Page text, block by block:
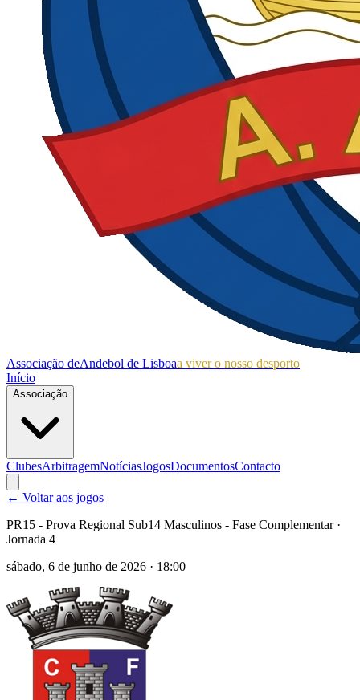
Associação deAndebol de Lisboaa viver o nosso desporto
Início
Associação
ClubesArbitragemNotíciasJogosDocumentosContacto
← Voltar aos jogos
PR15 - Prova Regional Sub14 Masculinos - Fase Complementar·
Jornada 4
sábado, 6 de junho de 2026 · 18:00